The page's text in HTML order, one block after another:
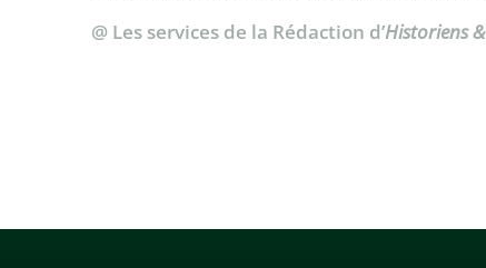
@ Les services de la Rédaction d’Historiens